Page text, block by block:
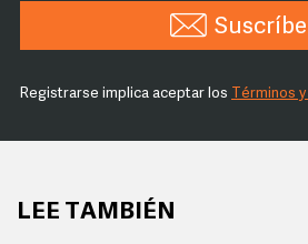
Registrarse implica aceptar los Términos
LEE TAMBIÉN